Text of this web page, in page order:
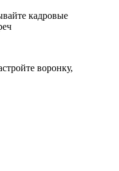
кадровые
воронку,